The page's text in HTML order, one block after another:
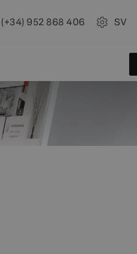
(+34) 952 868 406 SV